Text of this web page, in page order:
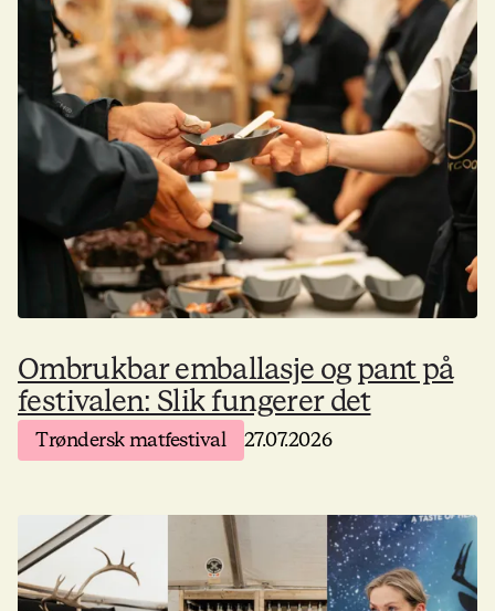
Ombrukbar emballasje og pant på
festivalen: Slik fungerer det
Trøndersk matfestival 27.07.2026